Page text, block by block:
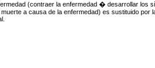
(contraer la enfermedad � desarrollar
a causa de la enfermedad) es sustituido